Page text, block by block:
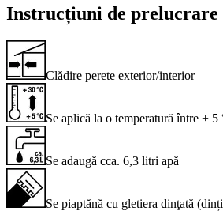
Instrucțiuni de prelucrare
Clădire perete exterior/interior
Se aplică la o temperatură între + 5
Se adaugă cca. 6,3 litri apă
Se piaptănă cu gletiera dinţată